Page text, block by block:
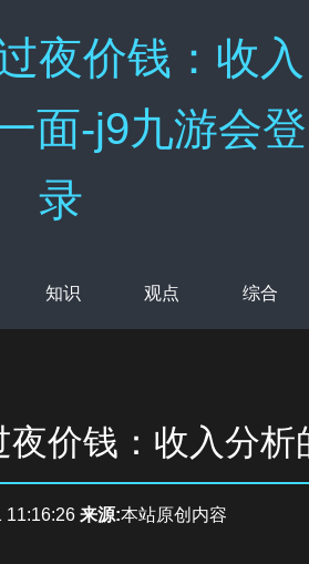
夜价钱：收入
面-j9九游会登
录
知识 观点 综合
夜价钱：收入分析
11:16:26 来源:本站原创内容